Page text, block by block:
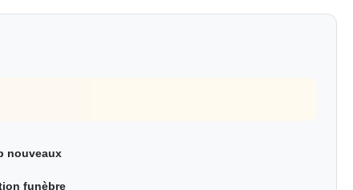
nouveaux
funèbre